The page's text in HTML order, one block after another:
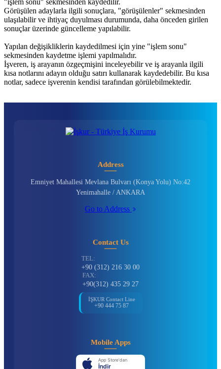
Görüşülen adaylarla ilgili sonuçlara, "görüşülenler" sekmesinden
ulaşılabilir ve ihtiyaç duyulması durumunda, daha önceden girilen
sonuçlar üzerinde güncelleme yapılabilir.
Yapılan değişikliklerin kaydedilmesi için yine "işlem sonu"
sekmesinden kaydetme işlemi yapılmalıdır.
İşveren, iş arayanın özgeçmişini inceleyebilir ve iş arayanla ilgili
kısa notlarını adayın olduğu satırı kullanarak kaydedebilir. Bu kısa
notlar, sadece işverenin kendisi tarafından görülebilmektedir.
Address
Emniyet Mahallesi Mevlana Bulvarı (Konya Yolu) No:42
Yenimahalle / ANKARA
Go to Address
Contact Us
TEL:
+90 (312) 216 30 00
FAX:
+90(312) 435 29 27
İŞKUR Contact Line
+90 444 75 87
Mobile Apps
App Store'dan
İndir